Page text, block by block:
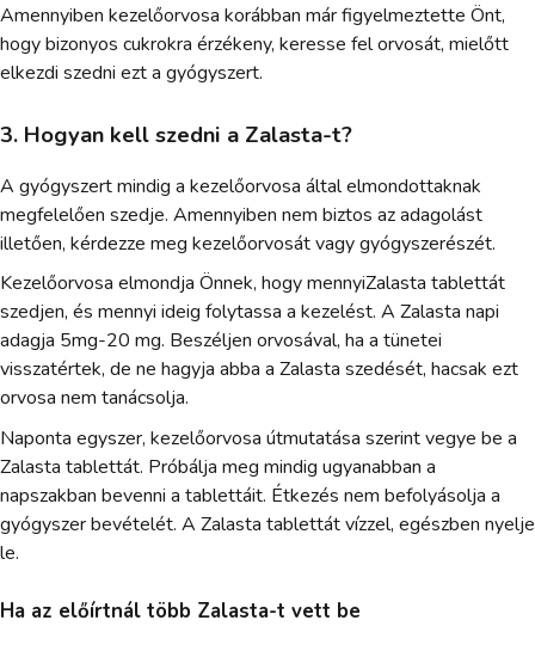
Amennyiben kezelőorvosa korábban már figyelmeztette Önt,
hogy bizonyos cukrokra érzékeny, keresse fel orvosát, mielőtt
elkezdi szedni ezt a gyógyszert.
3. Hogyan kell szedni a Zalasta-t?
A gyógyszert mindig a kezelőorvosa által elmondottaknak
megfelelően szedje. Amennyiben nem biztos az adagolást
illetően, kérdezze meg kezelőorvosát vagy gyógyszerészét.
Kezelőorvosa elmondja Önnek, hogy mennyiZalasta tablettát
szedjen, és mennyi ideig folytassa a kezelést. A Zalasta napi
adagja 5mg-20 mg. Beszéljen orvosával, ha a tünetei
visszatértek, de ne hagyja abba a Zalasta szedését, hacsak ezt
orvosa nem tanácsolja.
Naponta egyszer, kezelőorvosa útmutatása szerint vegye be a
Zalasta tablettát. Próbálja meg mindig ugyanabban a
napszakban bevenni a tablettáit. Étkezés nem befolyásolja a
gyógyszer bevételét. A Zalasta tablettát vízzel, egészben nyelje
le.
Ha az előírtnál több Zalasta-t vett be